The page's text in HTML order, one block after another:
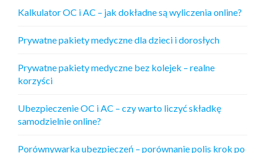
Kalkulator OC i AC – jak dokładne są wyliczenia online?
Prywatne pakiety medyczne dla dzieci i dorosłych
Prywatne pakiety medyczne bez kolejek – realne
korzyści
Ubezpieczenie OC i AC – czy warto liczyć składkę
samodzielnie online?
Porównywarka ubezpieczeń – porównanie polis krok po